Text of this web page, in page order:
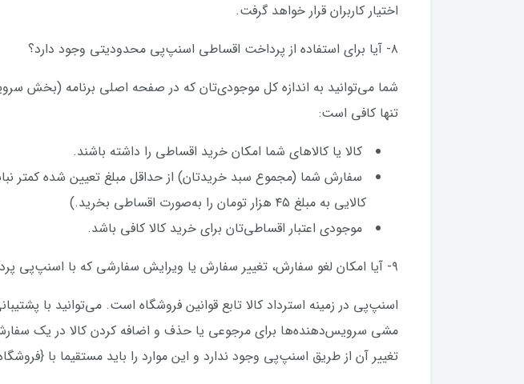
اختیار کاربران قرار خواهد گرفت.
۸- آیا برای استفاده از پرداخت اقساطی اسنپ‌پی محدودیتی وجود دارد؟
شما می‌توانید به اندازه کل موجودی‌تان که در صفحه اصلی برنامه (بخش
تنها کافی است:
کالا یا کالاهای شما امکان خرید اقساطی را داشته باشند.
کالایی به مبلغ ۴۵ هزار تومان را به‌صورت اقساطی بخرید.)
موجودی اعتبار اقساطی‌تان برای خرید کالا کافی باشد.
۹- آیا امکان لغو سفارش، تغییر سفارش یا ویرایش سفارشی که با اسنپ‌پی پرداخت شده است وجود دارد؟
اسنپ‌پی در زمینه استرداد کالا تابع قوانین فروشگاه است. می‌توانید با
مشی سرویس‌دهنده‌ها برای مرجوعی یا حذف و اضافه کردن کالا در یک
تغییر آن از طریق‌ اسنپ‌پی وجود ندارد و این موارد را باید مستقیما با